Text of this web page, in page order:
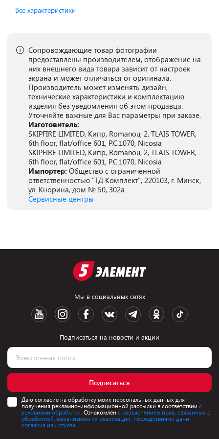
Все характеристики
Сопровождающие товар фотографии
предоставлены производителем, отображение на
них внешнего вида товара зависит от настроек
экрана и может отличаться от оригинала.
Производитель может изменять дизайн,
технические характеристики и комплектацию
изделия без уведомления об этом продавца.
Уточняйте важные для Вас параметры при заказе.
Изготовитель:
SKIPFIRE LIMITED, Кипр, Romanou, 2, TLAIS TOWER,
6th floor, flat/office 601, P.C.1070, Nicosia
SKIPFIRE LIMITED, Кипр, Romanou, 2, TLAIS TOWER,
6th floor, flat/office 601, P.C.1070, Nicosia
Импортер: Общество с ограниченной
ответственностью "ТД Комплект", 220103, г. Минск,
ул. Кнорина, дом № 50, 302а
Сервисные центры
Мы в социальных сетях
Подписаться на новости и акции
Подписаться
Даю согласие на обработку моих персональных данных для
получения рекламно-информационной рассылки в соответствии с
условиями обработки. Ознакомлен с разъяснением прав, связанных с
обработкой, механизмом их реализации, последствиями дачи
согласия или отказа.